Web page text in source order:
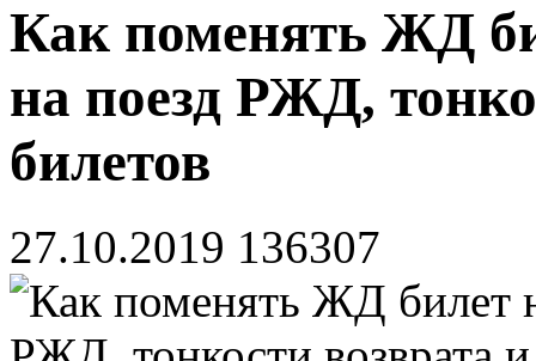
Как поменять ЖД
на поезд РЖД,
билетов
27.10.2019 136307